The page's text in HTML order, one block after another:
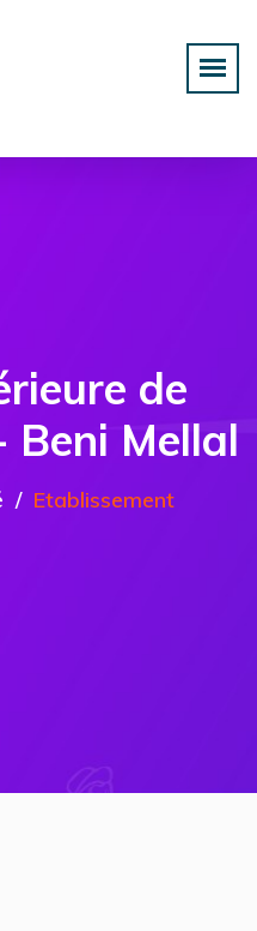
de
Beni Mellal
Etablissement